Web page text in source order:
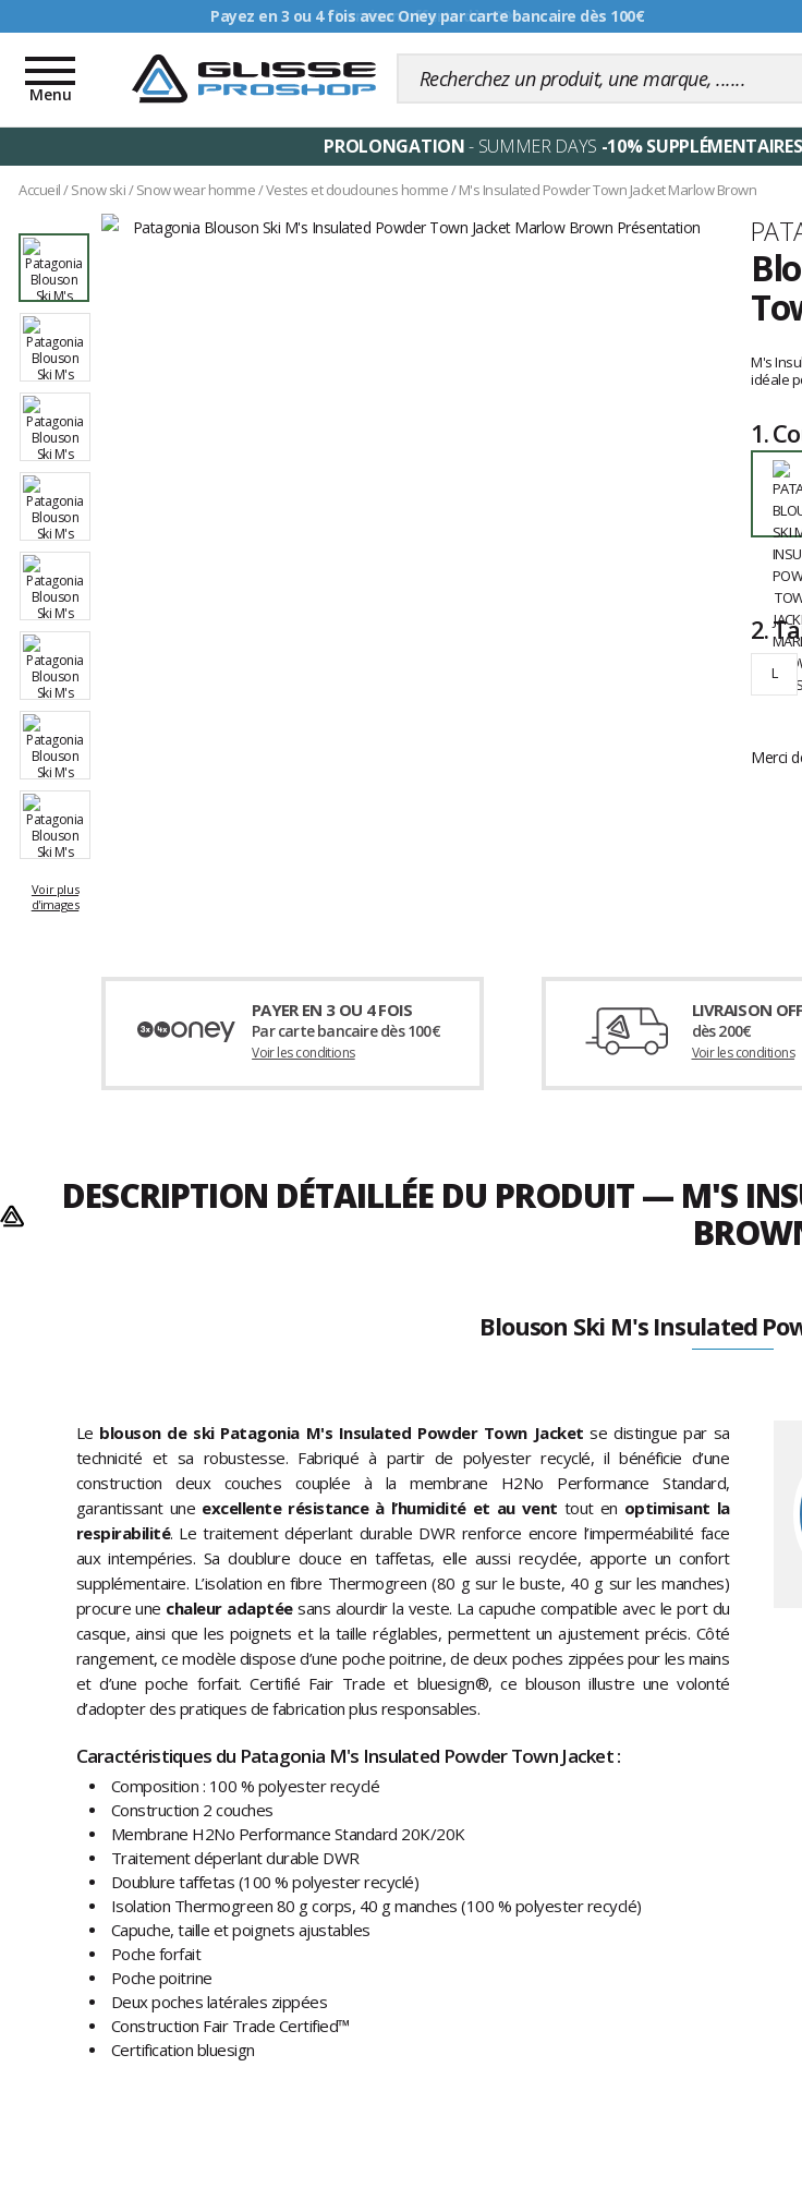
Livraison offerte dès 99€
Toggle
navigation
Menu
PROLONGATION- SUMMER DAYS -10% SUPPLÉMENTAIRES
Accueil/Snow ski/Snow wear homme/Vestes et doudounes homme/M's Insulated Powder Town Jacket Marlow Brown
Voir plus
d'images
Marque
avis
clients
M's
idéale
1.
2.
L
Merci
PAYER EN 3 OU 4 FOIS
Par carte bancaire dès 100€
Voir les conditions
LIVRAISON
dès 200€
Voir les conditions
DESCRIPTION DÉTAILLÉE DU PRODUIT — M'S
Blouson Ski M's Insulated
Le blouson de ski Patagonia M's Insulated Powder Town Jacket se distingue par sa
technicité et sa robustesse. Fabriqué à partir de polyester recyclé, il bénéficie d’une
construction deux couches couplée à la membrane H2No Performance Standard,
garantissant une excellente résistance à l’humidité et au vent tout en optimisant la
respirabilité. Le traitement déperlant durable DWR renforce encore l’imperméabilité face
aux intempéries. Sa doublure douce en taffetas, elle aussi recyclée, apporte un confort
supplémentaire. L’isolation en fibre Thermogreen (80 g sur le buste, 40 g sur les manches)
procure une chaleur adaptéesans alourdir la veste. La capuche compatible avec le port du
casque, ainsi que les poignets et la taille réglables, permettent un ajustement précis. Côté
rangement, ce modèle dispose d’une poche poitrine, de deux poches zippées pour les mains
et d’une poche forfait. Certifié Fair Trade et bluesign®, ce blouson illustre une volonté
d’adopter des pratiques de fabrication plus responsables.
Caractéristiques du Patagonia M's Insulated Powder Town Jacket :
Composition : 100 % polyester recyclé
Construction 2 couches
Membrane H2No Performance Standard 20K/20K
Traitement déperlant durable DWR
Doublure taffetas (100 % polyester recyclé)
Isolation Thermogreen 80 g corps, 40 g manches (100 % polyester recyclé)
Capuche, taille et poignets ajustables
Poche forfait
Poche poitrine
Deux poches latérales zippées
Construction Fair Trade Certified™
Certification bluesign